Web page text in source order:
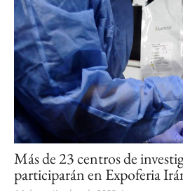
Más de 23 centros de
participarán en Expoferia